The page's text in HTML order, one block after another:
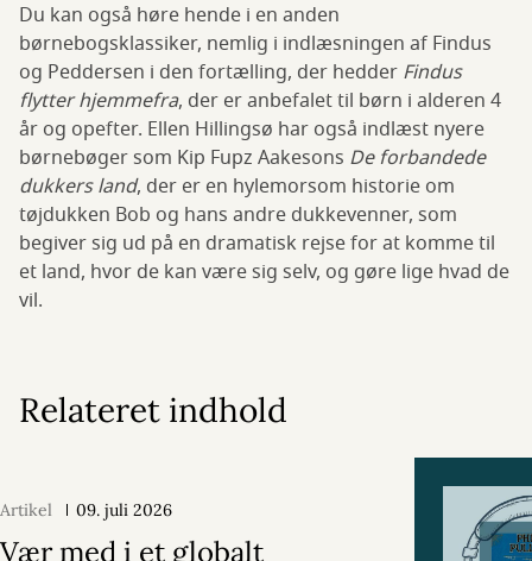
Du kan også høre hende i en anden
børnebogsklassiker, nemlig i indlæsningen af Findus
og Peddersen i den fortælling, der hedder Findus
flytter hjemmefra, der er anbefalet til børn i alderen 4
år og opefter. Ellen Hillingsø har også indlæst nyere
børnebøger som Kip Fupz Aakesons De forbandede
dukkers land, der er en hylemorsom historie om
tøjdukken Bob og hans andre dukkevenner, som
begiver sig ud på en dramatisk rejse for at komme til
et land, hvor de kan være sig selv, og gøre lige hvad de
vil.
Relateret indhold
Artikel 09. juli 2026
Vær med i et globalt